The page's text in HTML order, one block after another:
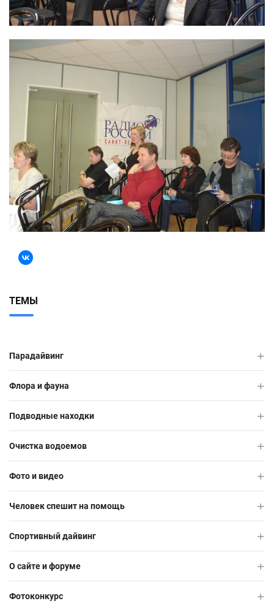
ТЕМЫ
Парадайвинг
Флора и фауна
Подводные находки
Очистка водоемов
Фото и видео
Человек спешит на помощь
Спортивный дайвинг
О сайте и форуме
Фотоконкурс